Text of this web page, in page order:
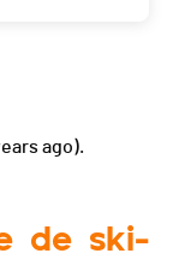
ago).
de ski-